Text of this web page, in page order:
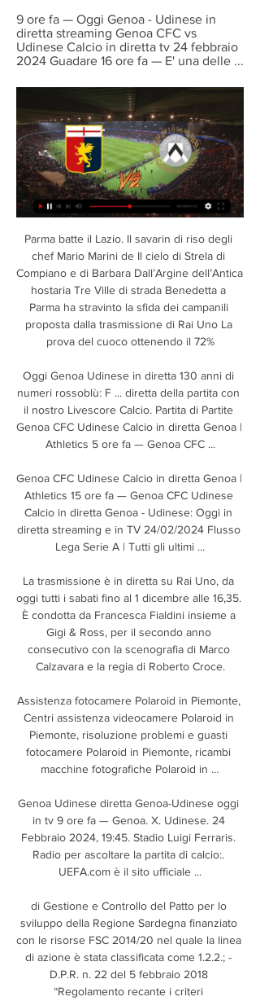
9 ore fa — Oggi Genoa - Udinese in
diretta streaming Genoa CFC vs
Udinese Calcio in diretta tv 24 febbraio
2024 Guadare 16 ore fa — E' una delle ...
Parma batte il Lazio. Il savarin di riso degli chef Mario Marini de Il cielo di Strela di Compiano e di Barbara Dall’Argine dell’Antica hostaria Tre Ville di strada Benedetta a Parma ha stravinto la sfida dei campanili proposta dalla trasmissione di Rai Uno La prova del cuoco ottenendo il 72%

Oggi Genoa Udinese in diretta 130 anni di numeri rossoblù: F ... diretta della partita con il nostro Livescore Calcio. Partita di Partite Genoa CFC Udinese Calcio in diretta Genoa | Athletics 5 ore fa — Genoa CFC ...

Genoa CFC Udinese Calcio in diretta Genoa | Athletics 15 ore fa — Genoa CFC Udinese Calcio in diretta Genoa - Udinese: Oggi in diretta streaming e in TV 24/02/2024 Flusso Lega Serie A | Tutti gli ultimi ...

La trasmissione è in diretta su Rai Uno, da oggi tutti i sabati fino al 1 dicembre alle 16,35. È condotta da Francesca Fialdini insieme a Gigi & Ross, per il secondo anno consecutivo con la scenografia di Marco Calzavara e la regia di Roberto Croce.

Assistenza fotocamere Polaroid in Piemonte, Centri assistenza videocamere Polaroid in Piemonte, risoluzione problemi e guasti fotocamere Polaroid in Piemonte, ricambi macchine fotografiche Polaroid in …

Genoa Udinese diretta Genoa-Udinese oggi in tv 9 ore fa — Genoa. X. Udinese. 24 Febbraio 2024, 19:45. Stadio Luigi Ferraris. Radio per ascoltare la partita di calcio:. UEFA.com è il sito ufficiale ...

di Gestione e Controllo del Patto per lo sviluppo della Regione Sardegna finanziato con le risorse FSC 2014/20 nel quale la linea di azione è stata classificata come 1.2.2.; - D.P.R. n. 22 del 5 febbraio 2018 “Regolamento recante i criteri sull'ammissibilità delle spese per i

Genoa CFC-Udinese Calcio in diretta Genoa 13 ore fa — Genoa CFC-Udinese Calcio in diretta Genoa - Udinese: Oggi in diretta streaming e in TV 24.02.2024 Se hai cliccato su questo articolo stai ...

Su kinkaa.it puoi prenotare voli low cost da un'ampia offerta di compagnie aeree. Sul comparatore di prezzi per voli vengono visualizzati sempre i voli più economici. La ricerca e il confronto comprendono compagnie charter, tour operator online, compagnie low cost e compagnie di linea, permettendoti di scoprire il volo migliore per le tue.

Pontisola vs Virtus Bergamo :: Gennaio 20, 2019 :: Live Streaming e programmazione TV, risultati in diretta, news e video offerti da Live Soccer TV

19 1202 ITA PREVOSTO, Luca 20 1149 ITA LEONARDI, Filippo 21 WC ITA ORADINI, Giovanni 22 LL 1532 ITA DONATO, Carlo 23 627 ITA GALOPPINI, Davide 24 WC 358 ITA MAGER, Gianluca [4] 25 504 ITA BASSO, Andrea [8] 26 749 ITA RONDONI, Pietro 27 541 ITA PELLEGRINO, Andrea 28 PR 1181 SVK VAJDA, Peter 29 Q 1344 ITA MACCARI, Federico

L’Avellino si e’ ritrovato ieri dopo il rompete le righe pasquale. Domenica penultima giornata, al Partenio Lombardi arriva la Torres. Ha parlato il ds Musa, molto concentrato: “C’è tanto da fare, più che sui 180′ siamo mentalizzati sui 90′ di domenica.

Genoa CFC Udinese Calcio in diretta GENOA CALCIO 14 ore fa — Serie A: Altri livestream radiofonici delle partite. Bologna FC Calcio: Genoa Risultati ...

Il Padova cade nell’anticipo del sabato e nel turno domenicale parte la caccia per accorciare le distanze dalla vetta. Dello stop della capolista ne approfittano in 4 su un totale di 6 inseguitrici, Bene la Reggio Audace, che batte 3-1 la Triestina e dimezza il distacco, portandosi da …

Diretta Serie A. 7.1K likes. Diretta per ogni partita di campionato del Chievo su Telearena. Tutti i gol della squadra clivense commentati in studio e...

Ecco il programma della 10^ giornata del Girone C della serie C che si svolgerà sabato 21 ottobre con gare alle 14:30, alle 16:30 e alle 20:30 e si chiuderà lunedì 23 ottobre col posticipo in diretta su Rai Sport.

Con pochissime frecce al proprio arco ai capitolini non rimane che tentare la carta della sorpresa: dopo l’iniziale 0-6 incassato sull’asse Monardi-Polidori è Ianniello ad iniziare in cabina di regia sorprendendo gli ospiti con un lungo lancio che Watkins riceve e dopo essersi liberato del diretto avversario sembra potersi avviare verso la.

Il Real Valladolid ha annunciato l'acquisto del centrocampista svincolato Borja Fernandez. Il Real Valladolid ha annunciato l'acquisto del centrocampista svincolato Borja Fernandez. Cancellati dalle Notifiche Iscriviti alle Notifiche Tutte le.

MILANO – Milan-Frosinone, streaming – diretta tv: dove vedere Serie A. Milan-Frosinone, partita valida per la 36° giornata del campionato italiano di calcio di Serie A, verrà trasmessa in diretta tv da SkySport e Mediaset Premium alle ore 15.00 ed in diretta streaming su pc, cellulari

Genoa CFC-Udinese Calcio diretta tv 11 ore fa — Genoa CFC-Udinese Calcio diretta tv GENOA CALCIO CRICKET AND FOOTBALL CLUB 24 febbraio 2024 Guardare la tv 5 ore fa — Genoa CFC vs Udinese ...

Viaggia da Cina a Italia con Alitalia in velivoli comodi e moderni, e rilassati sul tuo volo per Italia. Viaggia da Cina a Italia con Alitalia in velivoli comodi e moderni, e rilassati sul tuo volo per Italia. Visitando Alitalia.com, si accetta l'utilizzo dei cookie di profilazione propria e di terze parti..

L'Italia in semifinale del Mondiale Under 20: Pinamonti e Frattesi stendono il Mali. Azzurrini in vantaggio con un'autorete, pareggio di Koita e doppietta del talento dell'Inter, inframmezzata dal 2-2 …

Dopo il bel pareggio in campionato contro la Lazio e la vittoria con l’Active Network a Viterbo in coppa, gli Under 19 del Real tornano in campo tra le mura amiche (27 Ottobre ore 11.00) per sfidare i romani del History Roma 3z. Quarta giornata di campionato per i ragazzi di mister Stentella che con…

Ecco come vedere Parma-Lazio in streaming legale Parma-Lazio, ecco come vedere la partita in streaming. STREAMING DI PARMA-LAZIO – Ci siamo. Il match molto importante per i biancocelesti contro il Parma, sarà trasmesso in diretta da Sky su Sky Sport Serie A o in streaming da pc, tablet e smartphone con Sky Go.

Linea Blu – Ventunesima puntata del 14 settembre 2019 – Napoli. Quanto spende Salvini sui social? Mettetevi comodi, la cifra è da capogiro; Sandra Milo, il nuovo fidanzato interviene e la “gela” in diretta; Migranti: Sciurba (Mediterranea), ‘qualcosa sta cambiando, è un primo risultato’

IN EVIDENZA Mondiali Russia 2018 in diretta streaming su Canale 5, Italia 1, Canale 20 e Mediaset Extra. Streaming.. Giappone – Senegal (Russia 2018) in diretta streaming GRATIS – 24 giugno ore 17.00. Giappone - Senegal (Russia 2018) in diretta streaming GRATIS - 24 giugno ore 17.00 Giappone.

Dove vedere Salernitana-Frosinone Tv streaming – Guida Tv. Salernitana-Frosinone è in programma oggi alle ore 15. L’incontro sarà trasmesso in esclusiva da DAZN: telecronaca a cura di Marco Calabresi.

Prenotare i biglietti nave per la Sardegna è semplice e veloce con Grimaldi Lines! Puoi acquistare i tuoi traghetti per la Sardegna direttamente sul nostro sito, dove sono disponibili tutti gli orari, i giorni e i prezzi delle navi che navigano verso l’isola.

(Flusso) Genoa CFC vs Udinese Calcio in diretta tv Genoa Cfc 4 ore fa — (Flusso) Genoa CFC vs Udinese Calcio in diretta tv Genoa Cfc - Official 24 febbraio 2024 Lega Serie A | La massima serie in Italia, ...

PORTO TOLLE, Rovigo, - Delta Porto Tolle che torna da Chions con l'amaro in bocca per una partita che poteva andare ben diversamente rispetto a come è iniziata.. Tags: luparense formazione. Ecco la formazione del Delta per il riscatto a Chions dopo due brucianti ko.

Genoa-Udinese: dove vederla Tv e Diretta Streaming, Sky 11 ore fa — è una partita valevole per la 26a giornata del campionato di calcio di Serie A 2023-24. · si gioca allo stadio Luigi Ferraris di Genova; arbitro ...

Sette fotografi italiani, tra i più significativi del nostro tempo (Gabriele Basilico, Vincenzo Castella, Vittore Fossati, Luigi Ghirri, Mimmo Jodice, Walter Niedermayr, Francesco Radino) riflettono attraverso le immagini sul tema dell’ascolto e mettono le loro opere in dialogo con …

Lista Webcam PRATICA DI MARE la diretta immagini in tempo reale, earthcam, il meteo attuale e le previsioni fino a 15 giorni a PRATICA DI MARE

ORSARA DI PUGLIA (Fg) – Oltre 1.566.000 telespettatori, col 12% di share e picchi vicini ai 2 milioni di persone, hanno seguito in diretta la puntata di mercoledì 30 ottobre di Geo, su Rai 3, dedicata al primo novembre di Orsara di Puglia e alla ricorrenza dei Fucacoste e Cocce Priatorje (La notte del falò e …

SONO 8 LE RIPESCATE IN SERIE D..TAMAI ,POMEZIA,CITTA DI ANAGNI,GLADIATOR,LEGNAGO SALUS,OLIMPIA AGNONESE,AGROPOLI LEGNANO SERIE D 2019-20: le 164 squadre aventi diritto all'iscrizione in 4° serie in attesa però dei ripescaggi in Serie C e soprattutto in attesa che tutte le società in questione completino l'iscrizione.

Il Consolato Generale d’Italia a Caracas è aperto al pubblico: lunedì, martedì, mercoledì, giovedì e venerdì: dalle 8 a.m. fino alle 12 a.m. In Venezuela il fuso orario è di 5 ore indietro rispetto all’Italia, ovvero 6 ore durante la vigenza dell’ora legale in Italia. FESTIVITÀ ANNO 2018. 1 Gennaio - Capodanno

Sassuolo-Empoli, quante polemiche:. Lirola, che serve a Di Francesco (dietro la linea della palla e quindi in posizione regolare) la palla del definitivo 3-1, si porta infatti avanti il pallone dopo che quest'ultimo sembra esser uscito completamente in fallo laterale.

Una super Virtus Francavilla batte 6-2 la Vibonese e vola a dodici punti in classifica, entrando in piena zona play-off. Festival del gol allo stadio "Giovanni Paolo II", che chiude la prima frazione di gioco avanti di tre gol: al 15' Caporale segna di testa sugli sviluppi di un calcio d'angolo e un minuto dopo Perez raddoppia, messo in porta.

la fiorita – juvenes/dogana 1-3 faetano – tre penne 1-3 tre fiori – virtus 3-1 libertas – folgore 0-1 cosmos – pennarossa 0-0 domagnano – san giovanni 5-1 murata – cailungo 0-5 riposa: fiorentino . classifiche. gruppo a 10 tre penne 9 pennarossa 7 la fiorita 7 faetano 7 cosmos 7 domagnano 5 juvenes/dogana 1 san giovanni. gruppo